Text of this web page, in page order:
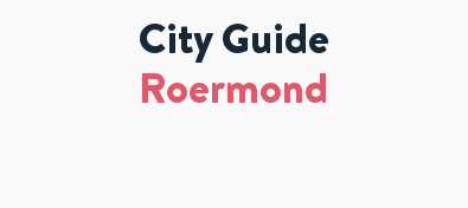
City Guide
Roermond